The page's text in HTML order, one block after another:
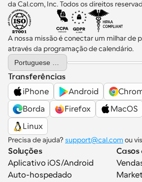
da Cal.com, Inc. Todos os direitos
A nossa missão é conectar um milhar de
através da programação de calendário.
Select Language
Transferências
iPhone
Android
Borda
Firefox MacOS
Linux
Precisa de ajuda? support@cal.com ou
Soluções
Aplicativo iOS/Android
Auto-hospedado
Casos